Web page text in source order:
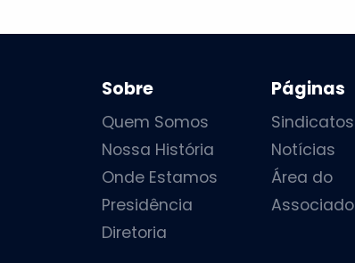
Sobre
Quem Somos
Nossa História
Onde Estamos
Presidência
Diretoria
Páginas
Sindicatos
Notícias
Área do
Associado